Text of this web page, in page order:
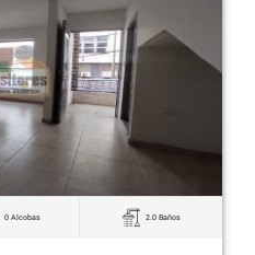
0 Alcobas 2.0 Baños